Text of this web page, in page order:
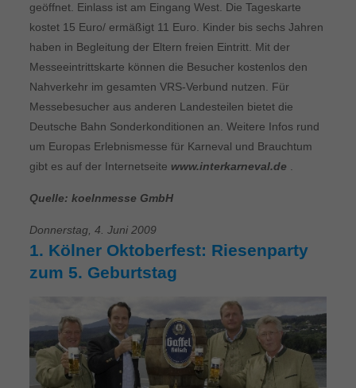
geöffnet. Einlass ist am Eingang West. Die Tageskarte
kostet 15 Euro/ ermäßigt 11 Euro. Kinder bis sechs Jahren
haben in Begleitung der Eltern freien Eintritt. Mit der
Messeeintrittskarte können die Besucher kostenlos den
Nahverkehr im gesamten VRS-Verbund nutzen. Für
Messebesucher aus anderen Landesteilen bietet die
Deutsche Bahn Sonderkonditionen an. Weitere Infos rund
um Europas Erlebnismesse für Karneval und Brauchtum
gibt es auf der Internetseite www.interkarneval.de .
Quelle: koelnmesse GmbH
Donnerstag, 4. Juni 2009
1. Kölner Oktoberfest: Riesenparty
zum 5. Geburtstag